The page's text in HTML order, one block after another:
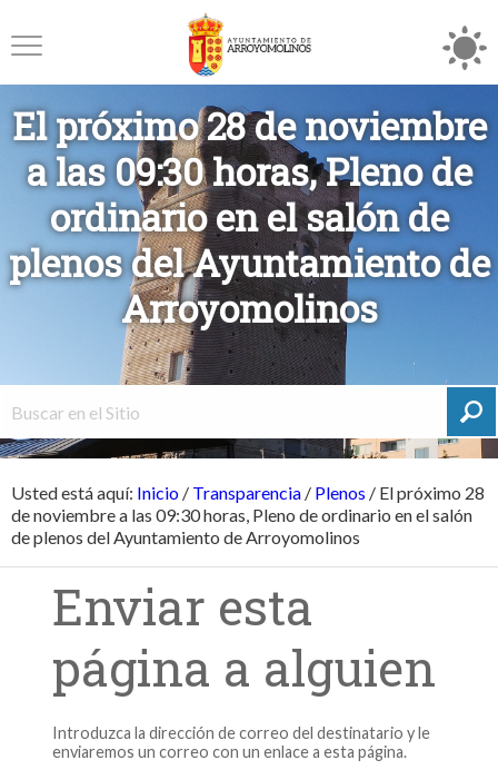
El próximo 28 de noviembre
a las 09:30 horas, Pleno de
ordinario en el salón de
plenos del Ayuntamiento de
Arroyomolinos
Usted está aquí: Inicio / Transparencia / Plenos / El próximo 28
de noviembre a las 09:30 horas, Pleno de ordinario en el salón
de plenos del Ayuntamiento de Arroyomolinos
Enviar esta
página a alguien
Introduzca la dirección de correo del destinatario y le
enviaremos un correo con un enlace a esta página.